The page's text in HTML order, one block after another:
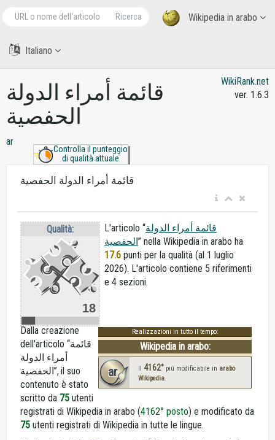
Wikipedia in arabo
Ricerca
Italiano
قائمة أمراء الدولة
الحفصية
ar
Controlla il punteggio
di qualità attuale
WikiRank.net
ver. 1.6.3
قائمة أمراء الدولة الحفصية
Qualità:
18
L'articolo “قائمة أمراء الدولة
الحفصية” nella Wikipedia in arabo ha
17.6 punti per la qualità (al 1 luglio
2026). L'articolo contiene 5 riferimenti
e 4 sezioni.
Realizzazioni in tutto il tempo:
Wikipedia in arabo:
ar Il 4162° più modificabile in arabo
Wikipedia.
Dalla creazione
dell'articolo “قائمة
أمراء الدولة
الحفصية”, il suo
contenuto è stato
scritto da 75 utenti
registrati di Wikipedia in arabo (4162° posto) e modificato da
75 utenti registrati di Wikipedia in tutte le lingue.